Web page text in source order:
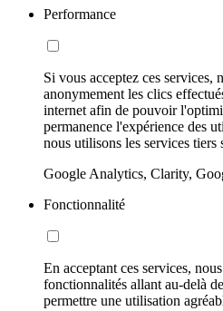
Performance
Si vous acceptez ces services,
anonymement les clics
internet afin de pouvoir
permanence l'expérience des
nous utilisons les services tiers
Google Analytics, Clarity,
Fonctionnalité
En acceptant ces services,
fonctionnalités allant au-delà
permettre une utilisation